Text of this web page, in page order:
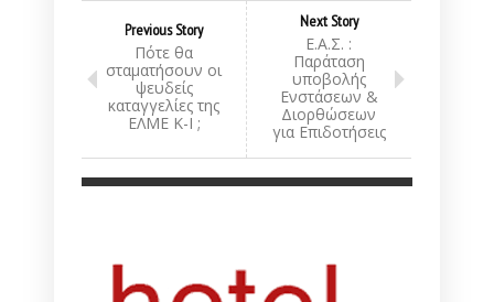
Previous Story
Πότε θα
σταματήσουν οι
ψευδείς
καταγγελίες της
ΕΛΜΕ Κ-Ι ;
Next Story
Ε.Α.Σ. :
Παράταση
υποβολής
Ενστάσεων &
Διορθώσεων
για Επιδοτήσεις